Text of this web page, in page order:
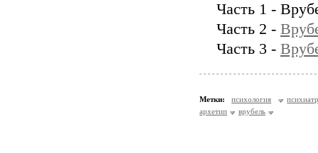
Часть 1 -
Часть 2 -
Часть 3 -
Метки: психология
архетип
врубель